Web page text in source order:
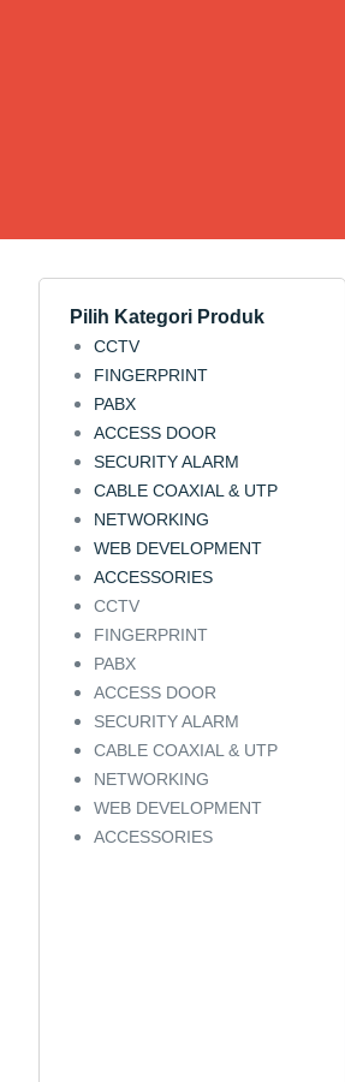
Pilih Kategori Produk
CCTV
FINGERPRINT
PABX
ACCESS DOOR
SECURITY ALARM
CABLE COAXIAL & UTP
NETWORKING
WEB DEVELOPMENT
ACCESSORIES
CCTV
FINGERPRINT
PABX
ACCESS DOOR
SECURITY ALARM
CABLE COAXIAL & UTP
NETWORKING
WEB DEVELOPMENT
ACCESSORIES